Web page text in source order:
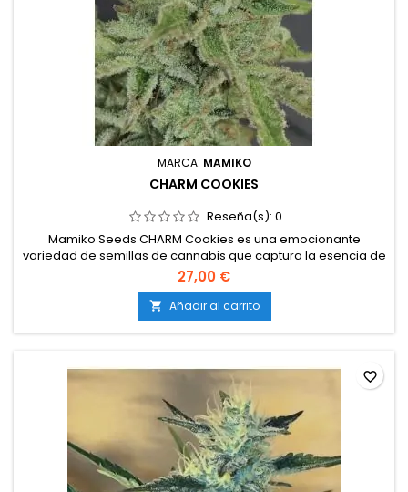
MARCA: MAMIKO
CHARM COOKIES
Reseña(s): 0
Mamiko Seeds CHARM Cookies es una emocionante
variedad de semillas de cannabis que captura la esencia de
la famosa Girl Scout Cookies con un toque encantador y
distintivo. Estas semillas ofrecen la oportunidad de cultivar
plantas que producen cogollos de alta calidad con un perfil
de sabor único y efectos excepcionales. Banco: Mamiko
Seeds Genero:...
27,00 €
 Añadir al carrito
favorite_border